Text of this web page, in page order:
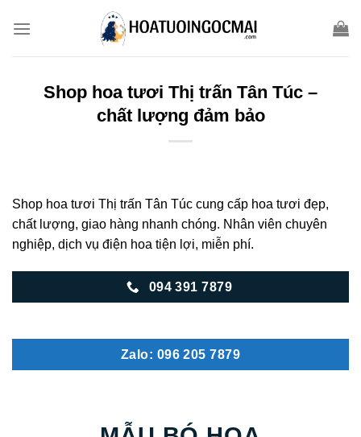
Shop hoa tươi Thị trấn Tân Túc –
chất lượng đảm bảo
Shop hoa tươi Thị trấn Tân Túc cung cấp hoa tươi đẹp,
chất lượng, giao hàng nhanh chóng. Nhân viên chuyên
nghiệp, dịch vụ điện hoa tiện lợi, miễn phí.
094 391 7879
Zalo: 096 205 7879